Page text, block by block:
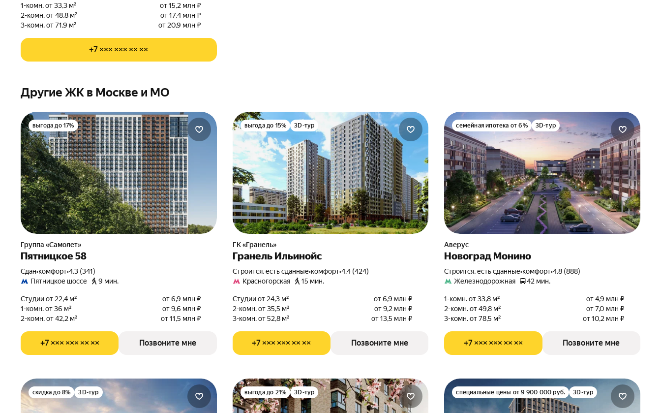
1-комн. от 33,3 м²
от 15,2 млн ₽
2-комн. от 48,8 м²
от 17,4 млн ₽
3-комн. от 71,9 м²
от 20,9 млн ₽
+7 ××× ××× ×× ××
Другие ЖК в Москве и МО
выгода до 17%
Группа «Самолет»
Пятницкое 58
Сдан•комфорт•4.3 (341)
Пятницкое шоссе
9 мин.
Студии от 22,4 м²
от 6,9 млн ₽
1-комн. от 36 м²
от 9,6 млн ₽
2-комн. от 42,2 м²
от 11,5 млн ₽
+7 ××× ××× ×× ×× Позвоните мне
выгода до 15% 3D-тур
ГК «Гранель»
Гранель Ильинойс
Строится, есть сданные•комфорт•4.4 (424)
Красногорская
15 мин.
Студии от 24,3 м²
от 6,9 млн ₽
2-комн. от 35,5 м²
от 9,2 млн ₽
3-комн. от 52,8 м²
от 13,5 млн ₽
+7 ××× ××× ×× ×× Позвоните мне
семейная ипотека от 6% 3D-тур
Аверус
Новоград Монино
Строится, есть сданные•комфорт•4.8 (888)
Железнодорожная
42 мин.
1-комн. от 33,8 м²
от 4,9 млн ₽
2-комн. от 49,8 м²
от 7,0 млн ₽
3-комн. от 78,5 м²
от 10,2 млн ₽
+7 ××× ××× ×× ×× Позвоните мне
скидка до 8% 3D-тур выгода до 21% 3D-тур специальные цены от 9 900 000 руб. 3D-тур